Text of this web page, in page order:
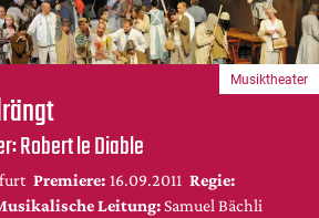
Robert le Diable
Premiere: 16.09.2011 Regie:
Leitung: Samuel Bächli
Musiktheater